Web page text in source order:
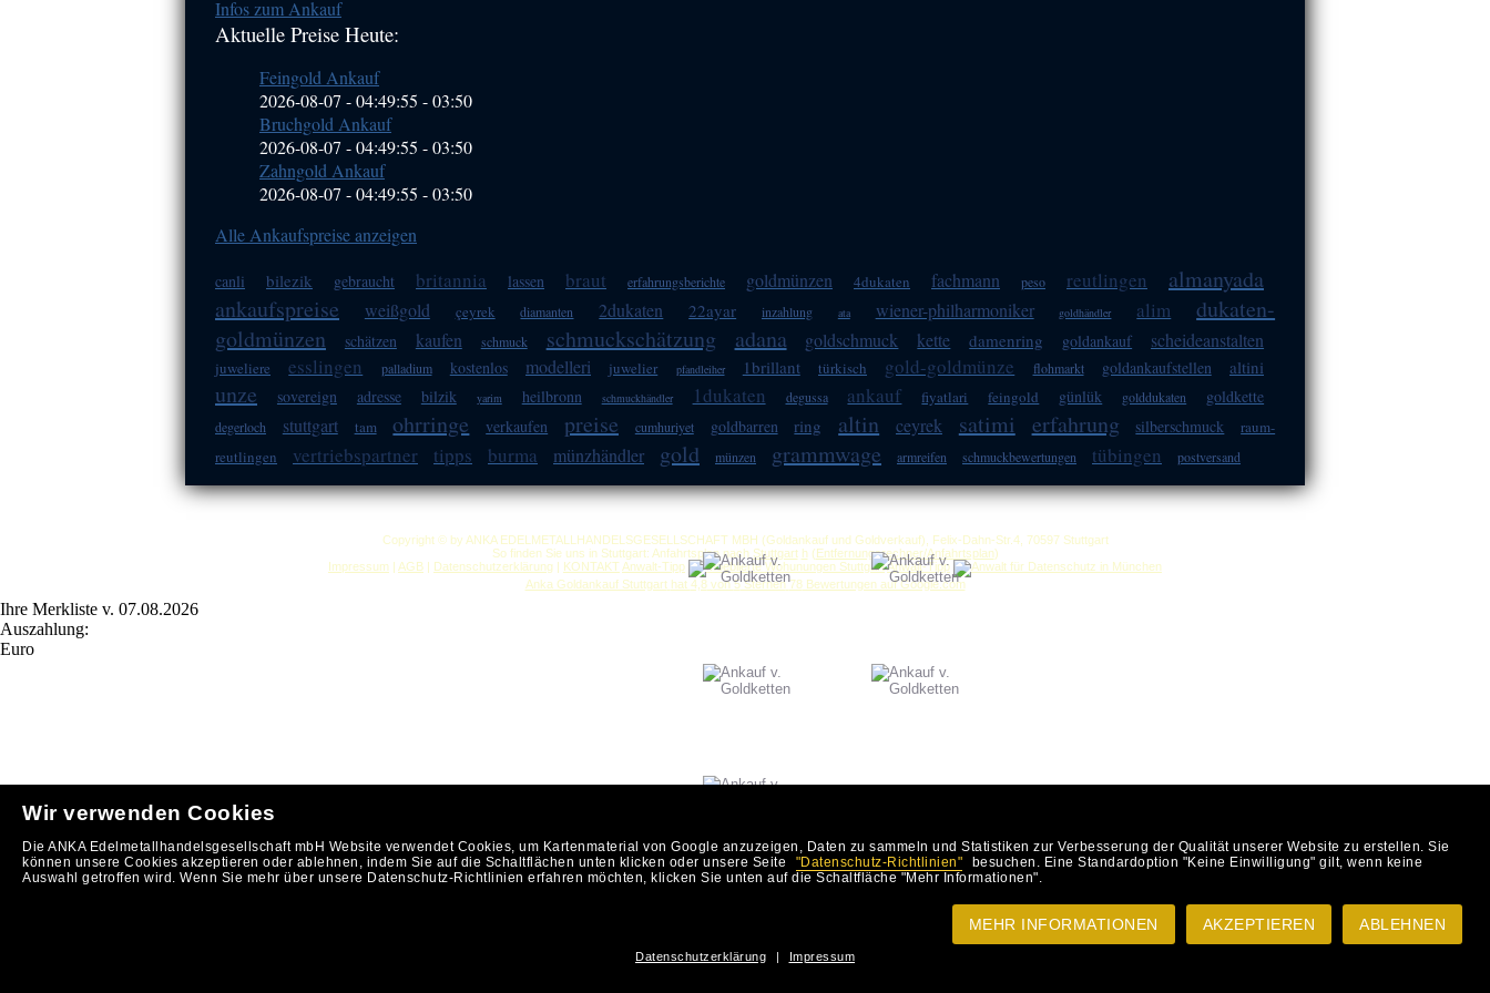
Wir verwenden Cookies
Die ANKA Edelmetallhandelsgesellschaft mbH Website verwendet Cookies, um Kartenmaterial von Google anzuzeigen, Daten zu sammeln und Statistiken zur Verbesserung der Qualität unserer Website zu erstellen. Sie
können unsere Cookies akzeptieren oder ablehnen, indem Sie auf die Schaltflächen unten klicken oder unsere Seite
"Datenschutz-Richtlinien"
besuchen. Eine Standardoption "Keine Einwilligung" gilt, wenn keine
Auswahl getroffen wird. Wenn Sie mehr über unsere Datenschutz-Richtlinien erfahren möchten, klicken Sie unten auf die Schaltfläche "Mehr Informationen".
ABLEHNEN
AKZEPTIEREN
MEHR INFORMATIONEN
Datenschutzerklärung | Impressum
Gold ist ein wertvoller Rohstoff. Vielleicht haben auch Sie alten Goldschmuck
(wie z.B. Goldketten, Goldcolliers, Gold Armreife oder sogar Goldmünzen) die
nutzlos im Schmuckkästchen rumliegen.
Sidebar
Infos zum Ankauf
Aktuelle Preise Heute:
Feingold Ankauf
2026-08-07 - 04:49:55 -03:50
Bruchgold Ankauf
2026-08-07 - 04:49:55 -03:50
Zahngold Ankauf
2026-08-07 - 04:49:55 -03:50
Alle Ankaufspreise anzeigen
canli bilezik gebraucht britannia lassen braut erfahrungsberichte goldmünzen 4dukaten fachmann peso reutlingen
almanyada
ankaufspreise
weißgold çeyrek diamanten 2dukaten 22ayar inzahlung ata wiener-philharmoniker goldhändler alim
dukaten-
goldmünzen
schätzen kaufen schmuck schmuckschätzung adana goldschmuck kette damenring goldankauf scheideanstalten
juweliere esslingen palladium kostenlos modelleri juwelier pfandleiher 1brillant türkisch gold-goldmünze flohmarkt goldankaufstellen altini
unze sovereign adresse bilzik yarim heilbronn schmuckhändler 1dukaten degussa ankauf fiyatlari feingold günlük golddukaten goldkette
degerloch stuttgart tam ohrringe verkaufen preise cumhuriyet goldbarren ring altin ceyrek satimi erfahrung silberschmuck
raum-
reutlingen
vertriebspartner tipps burma münzhändler gold münzen grammwage armreifen schmuckbewertungen tübingen postversand
Copyright © by ANKA EDELMETALLHANDELSGESELLSCHAFT MBH (Goldankauf und Goldverkauf), Felix-Dahn-Str.4, 70597 Stuttgart
So finden Sie uns in Stuttgart: Anfahrtsplan nach Stuttgart h (Entfernungsrechner/Anfahrtsplan)
Impressum | AGB | Datenschutzerklärung | KONTAKT Anwalt-Tipp
Anwalt-Tipp
Anka Goldankauf Stuttgart hat 4,8von5Sternen 78Bewertungen auf Google.com
Ihre Merkliste v. 07.08.2026
Auszahlung:
Euro